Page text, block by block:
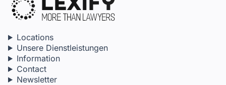
Locations
Unsere Dienstleistungen
Information
Contact
Newsletter